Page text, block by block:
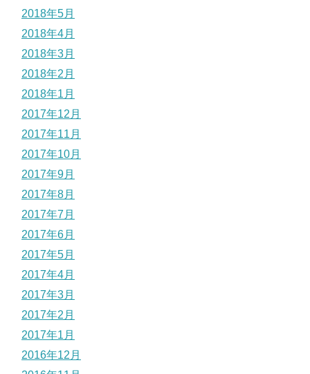
2018年5月
2018年4月
2018年3月
2018年2月
2018年1月
2017年12月
2017年11月
2017年10月
2017年9月
2017年8月
2017年7月
2017年6月
2017年5月
2017年4月
2017年3月
2017年2月
2017年1月
2016年12月